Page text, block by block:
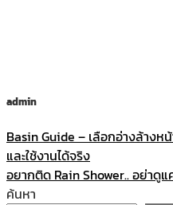
admin
Basin Guide – เลือกอ่างล้างห
และใช้งานได้จริง
อยากติด Rain Shower.. อย่าดูแ
ค้นหา